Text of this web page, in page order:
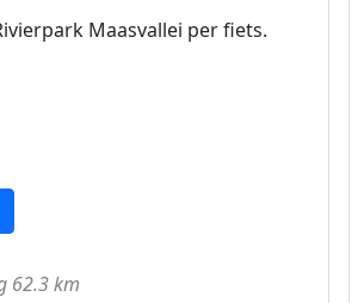
Maasvallei per fiets.
62.3 km